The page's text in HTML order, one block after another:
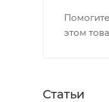
этом
Статьи